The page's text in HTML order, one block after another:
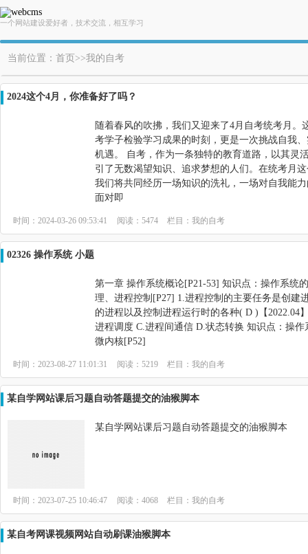
一个网站建设爱好者，技术交流，相互学习
当前位置：首页 >>我的自考
2024这个4月，你准备好了吗？
随着春风的吹拂，我们又迎来了4月自考统考月。
考学子检验学习成果的时刻，更是一次挑战自我
机遇。 自考，作为一条独特的教育道路，以其灵
引了无数渴望知识、追求梦想的人们。在统考月
我们将共同经历一场知识的洗礼，一场对自我能
面对即
时间：2024-03-26 09:53:41 阅读：5474 栏目：我的自考
02326 操作系统 小题
第一章 操作系统概论[P21-53] 知识点：操作系统
理、进程控制[P27] 1.进程控制的主要任务是创建
的进程以及控制进程运行时的各种( D )【2022.04
进程调度 C.进程间通信 D.状态转换 知识点：操作
微内核[P52]
时间：2023-08-27 11:01:31 阅读：5219 栏目：我的自考
某自学网站课后习题自动答题提交的油猴脚本
某自学网站课后习题自动答题提交的油猴脚本
时间：2023-07-25 10:46:47 阅读：4068 栏目：我的自考
某自考网课视频网站自动刷课油猴脚本